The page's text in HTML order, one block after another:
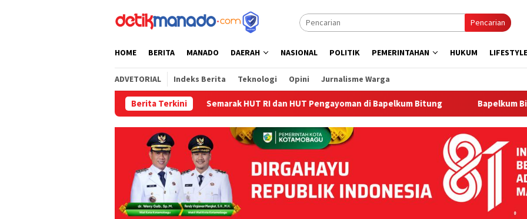
Pencarian
HOME BERITA MANADO DAERAH NASIONAL POLITIK PEMERINTAHAN HUKUM LIFESTYLE
ADVETORIAL Indeks Berita Teknologi Opini Jurnalisme Warga
Berita Terkini
Semarak HUT RI dan HUT Pengayoman di Bapelkum Bitung ‎Bapelkum Bitung